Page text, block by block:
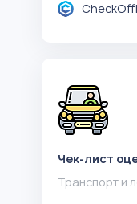
Чек-лист
Транспорт и